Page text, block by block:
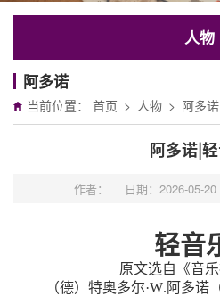
人物
阿多诺
当前位置： 首页 > 人物 > 阿多诺
阿多诺|
作者： 日期：2026-05-20
轻音
原文选自《音乐
（德） 特奥多尔·W.阿多诺